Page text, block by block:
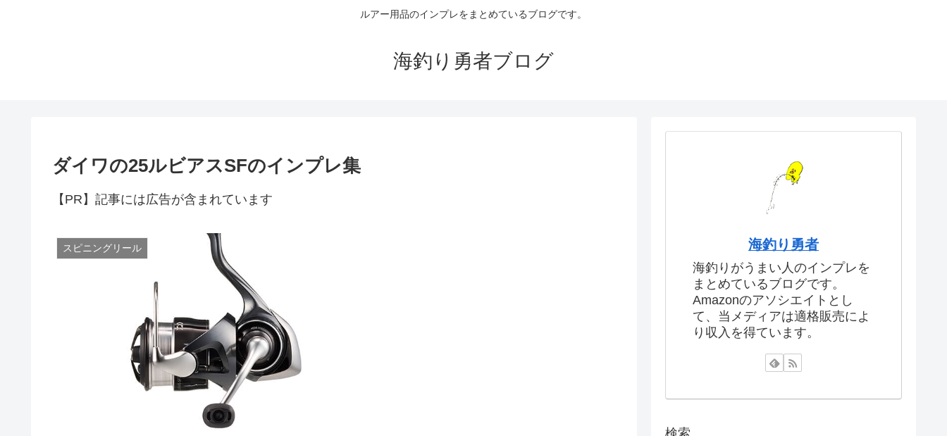
ルアー用品のインプレをまとめているブログです。
海釣り勇者ブログ
ダイワの25ルビアスSFのインプレ集
【PR】記事には広告が含まれています
スピニングリール 海釣り勇者
海釣りがうまい人のインプレを
まとめているブログです。
Amazonのアソシエイトとし
て、当メディアは適格販売によ
り収入を得ています。